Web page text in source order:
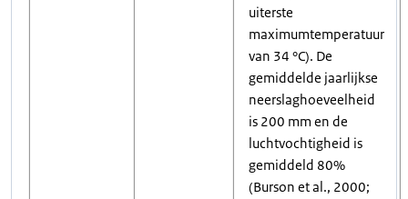
uiterste
maximumtemperatuur
van 34 °C). De
gemiddelde jaarlijkse
neerslaghoeveelheid
is 200 mm en de
luchtvochtigheid is
gemiddeld 80%
(Burson et al., 2000;